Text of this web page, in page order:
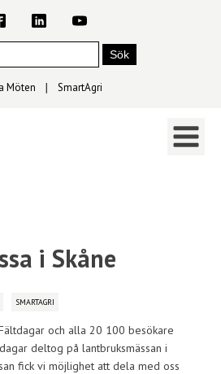
Möten ∣ SmartAgri
i Skåne
SMARTAGRI
och alla 20 100 besökare
deltog på lantbruksmässan i
fick vi möjlighet att dela med oss